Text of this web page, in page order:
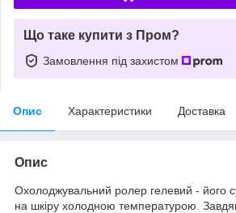
Що таке купити з Пром?
Замовлення під захистом
Опис Характеристики Доставка
Опис
Охолоджувальний ролер гелевий - його
на шкіру холодною температурою.